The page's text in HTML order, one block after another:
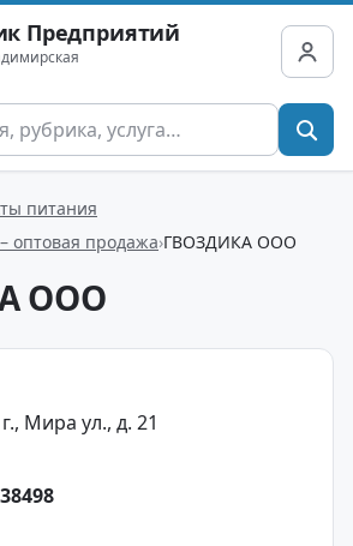
Предприятий
питания
оптовая продажа ГВОЗДИКА ООО
ООО
Мира ул., д. 21